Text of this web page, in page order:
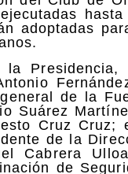
adoptadas
Presidencia,
de la
Suárez
Cruz Cruz;
de la
Cabrera
de